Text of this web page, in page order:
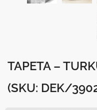
TAPETA –
(SKU: DEK/